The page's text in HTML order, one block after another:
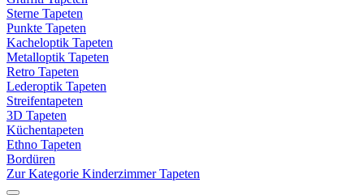
Sterne Tapeten
Punkte Tapeten
Kacheloptik Tapeten
Metalloptik Tapeten
Retro Tapeten
Lederoptik Tapeten
Streifentapeten
3D Tapeten
Küchentapeten
Ethno Tapeten
Bordüren
Zur Kategorie Kinderzimmer Tapeten